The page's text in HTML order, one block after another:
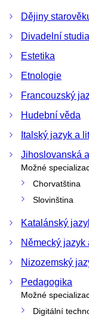
Dějiny
Divadelní studia
Estetika
Etnologie
Francouzský
Hudební věda
Italský jazyk a
Jihoslovanská
Možné
Chorvatština
Slovinština
Katalánský
Německý jazyk
Nizozemský
Pedagogika
Možné
Digitální